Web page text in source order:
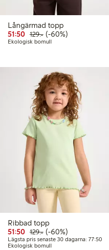
Långärmad topp
51:50 Rabatterat pris: 51,50 kr
129:-Ordinarie pris:
60% rabatt
(-60%)
Ekologisk bomull
Ribbad topp
51:50 Rabatterat pris: 51,50 kr
129:-Ordinarie pris:
60% rabatt
(-60%)
Lägsta pris senaste 30 dagarna: 77:50
Ekologisk bomull